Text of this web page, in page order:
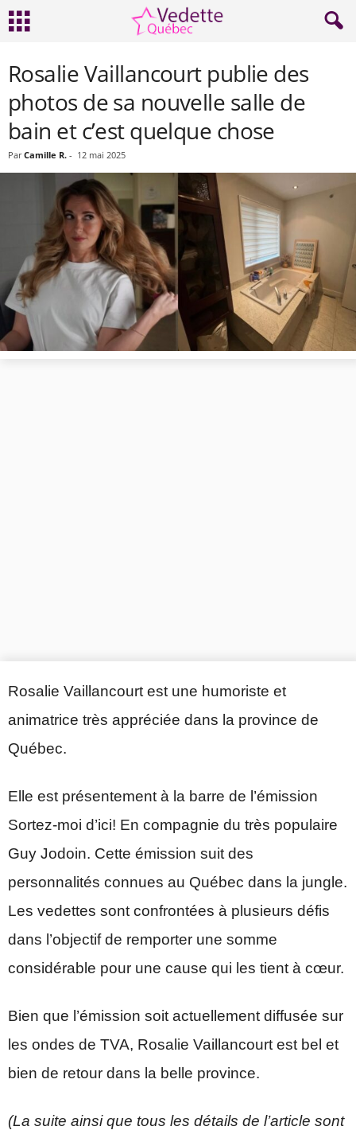
Rosalie Vaillancourt publie des
photos de sa nouvelle salle de
bain et c’est quelque chose
Par Camille R. - 12 mai 2025
Rosalie Vaillancourt est une humoriste et
animatrice très appréciée dans la province de
Québec.
Elle est présentement à la barre de l’émission
Sortez-moi d’ici! En compagnie du très populaire
Guy Jodoin. Cette émission suit des
personnalités connues au Québec dans la jungle.
Les vedettes sont confrontées à plusieurs défis
dans l’objectif de remporter une somme
considérable pour une cause qui les tient à cœur.
Bien que l’émission soit actuellement diffusée sur
les ondes de TVA, Rosalie Vaillancourt est bel et
bien de retour dans la belle province.
(La suite ainsi que tous les détails de l’article sont